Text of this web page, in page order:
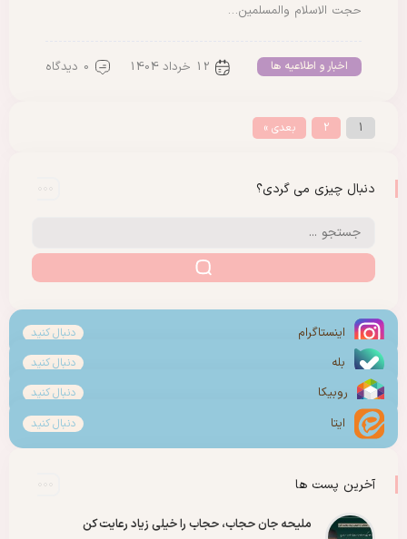
حجت الاسلام والمسلمین…
اخبار و اطلاعیه ها 12 خرداد 1404 0 دیدگاه
1
2 بعدی »
دنبال چیزی می گردی؟
اینستاگرام دنبال کنید
بله دنبال کنید
روبیکا دنبال کنید
ایتا دنبال کنید
آخرین پست ها
ملیحه جان حجاب، حجاب را خیلی زیاد رعایت کن